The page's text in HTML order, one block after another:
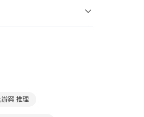
期」於每月結算日後寄送繳費提
條碼／台灣大直營門市／銀行轉
費。
約關係目的，商店將以您的個人
，即可完成結帳。
訊。
之結帳頁面顯示為準，若有關於
結帳滿499即享免運。
案 推理